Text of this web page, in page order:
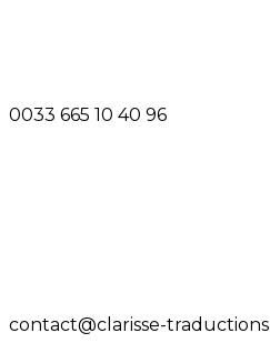
0033 665 10 40 96
contact@clarisse-traductions